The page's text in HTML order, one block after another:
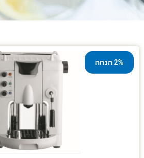
2% הנחה